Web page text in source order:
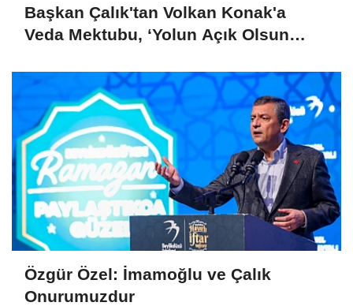
Başkan Çalık'tan Volkan Konak'a
Veda Mektubu, ‘Yolun Açık Olsun
Özgür Özel: İmamoğlu ve Çalık
Onurumuzdur